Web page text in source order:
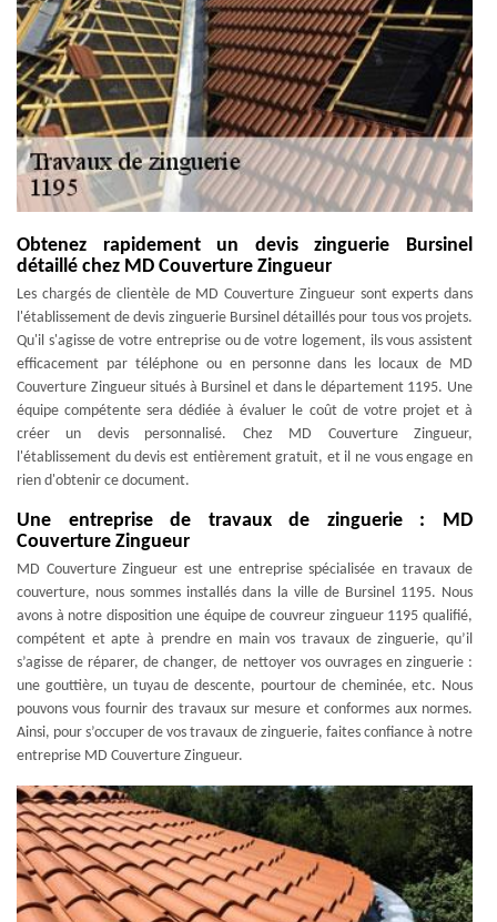
Obtenez rapidement un devis zinguerie Bursinel
détaillé chez MD Couverture Zingueur
Les chargés de clientèle de MD Couverture Zingueur sont experts dans
l'établissement de devis zinguerie Bursinel détaillés pour tous vos projets.
Qu'il s'agisse de votre entreprise ou de votre logement, ils vous assistent
efficacement par téléphone ou en personne dans les locaux de MD
Couverture Zingueur situés à Bursinel et dans le département 1195. Une
équipe compétente sera dédiée à évaluer le coût de votre projet et à
créer un devis personnalisé. Chez MD Couverture Zingueur,
l'établissement du devis est entièrement gratuit, et il ne vous engage en
rien d'obtenir ce document.
Une entreprise de travaux de zinguerie : MD
Couverture Zingueur
MD Couverture Zingueur est une entreprise spécialisée en travaux de
couverture, nous sommes installés dans la ville de Bursinel 1195. Nous
avons à notre disposition une équipe de couvreur zingueur 1195 qualifié,
compétent et apte à prendre en main vos travaux de zinguerie, qu’il
s’agisse de réparer, de changer, de nettoyer vos ouvrages en zinguerie :
une gouttière, un tuyau de descente, pourtour de cheminée, etc. Nous
pouvons vous fournir des travaux sur mesure et conformes aux normes.
Ainsi, pour s’occuper de vos travaux de zinguerie, faites confiance à notre
entreprise MD Couverture Zingueur.